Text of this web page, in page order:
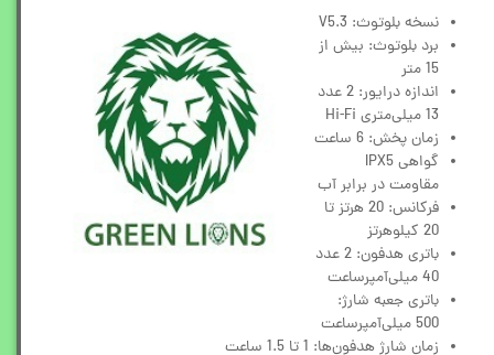
نسخه بلوتوث: V5.3
برد بلوتوث: بیش از
15 متر
اندازه درایور: 2 عدد
13 میلی‌متری Hi-Fi
زمان پخش: 6 ساعت
گواهی IPX5
مقاومت در برابر آب
فرکانس: 20 هرتز تا
20 کیلوهرتز
باتری هدفون: 2 عدد
40 میلی‌آمپرساعت
باتری جعبه شارژ:
500 میلی‌آمپرساعت
زمان شارژ هدفون‌ها: 1 تا 1.5 ساعت